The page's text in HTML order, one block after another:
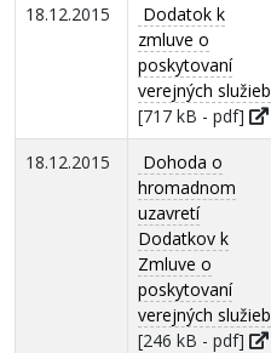
18.12.2015
Dodatok k
zmluve o
poskytovaní
verejných služieb
[717 kB - pdf]
18.12.2015
Dohoda o
hromadnom
uzavretí
Dodatkov k
Zmluve o
poskytovaní
verejných služieb
[246 kB - pdf]